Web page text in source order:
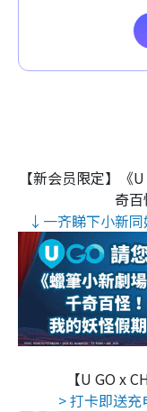
【新会员限定】《
奇百
↓一齐睇下小新
【U GO x
> 打卡即送